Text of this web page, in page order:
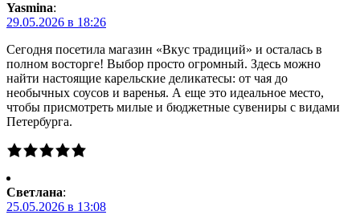
Yasmina:
29.05.2026 в 18:26
Сегодня посетила магазин «Вкус традиций» и осталась в
полном восторге! Выбор просто огромный. Здесь можно
найти настоящие карельские деликатесы: от чая до
необычных соусов и варенья. А еще это идеальное место,
чтобы присмотреть милые и бюджетные сувениры с видами
Петербурга.
Светлана:
25.05.2026 в 13:08